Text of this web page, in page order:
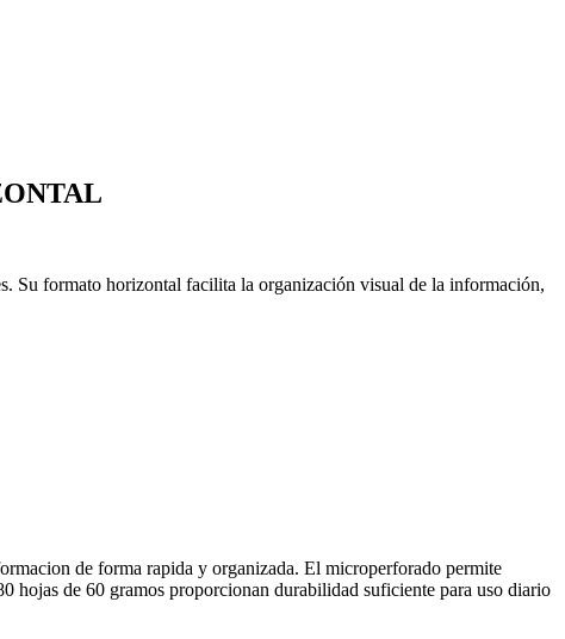
Su formato horizontal facilita la organización visual de la información,
de forma rapida y organizada. El microperforado permite
hojas de 60 gramos proporcionan durabilidad suficiente para uso diario